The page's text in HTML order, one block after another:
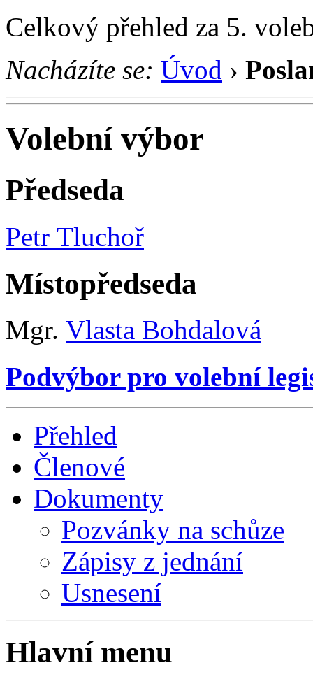
Celkový přehled za 5.
Nacházíte se: Úvod ›
Volební výbor
Předseda
Petr Tluchoř
Místopředseda
Mgr. Vlasta Bohdalová
Podvýbor pro volební
Přehled
Členové
Dokumenty
Pozvánky na schůze
Zápisy z jednání
Usnesení
Hlavní menu